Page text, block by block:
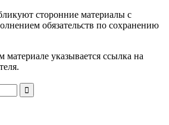
сторонние материалы с
обязательств по сохранению
указывается ссылка на